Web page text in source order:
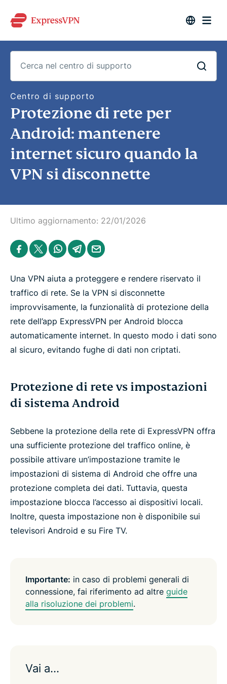
Centro di supporto
Protezione di rete per
Android: mantenere
internet sicuro quando la
VPN si disconnette
r
c
n
e
c
n
t
d
s
o
Ultimo aggiornamento: 22/01/2026
S
h
a
e
i
n
a
e
b
o
o
S
h
a
e
i
n
w
t
t
e
r
S
h
a
e
i
n
h
t
s
a
p
S
h
a
e
i
n
e
e
g
r
a
S
h
a
e
b
y
m
a
i
l
Una VPN aiuta a proteggere e rendere riservato il
traffico di rete. Se la VPN si disconnette
improvvisamente, la funzionalità di protezione della
rete dell’app ExpressVPN per Android blocca
automaticamente internet. In questo modo i dati sono
al sicuro, evitando fughe di dati non criptati.
Protezione di rete vs impostazioni
di sistema Android
Sebbene la protezione della rete di ExpressVPN offra
una sufficiente protezione del traffico online, è
possibile attivare un’impostazione tramite le
impostazioni di sistema di Android che offre una
protezione completa dei dati. Tuttavia, questa
impostazione blocca l’accesso ai dispositivi locali.
Inoltre, questa impostazione non è disponibile sui
televisori Android e su Fire TV.
Importante: in caso di problemi generali di
connessione, fai riferimento ad altre guide
alla risoluzione dei problemi.
Vai a…